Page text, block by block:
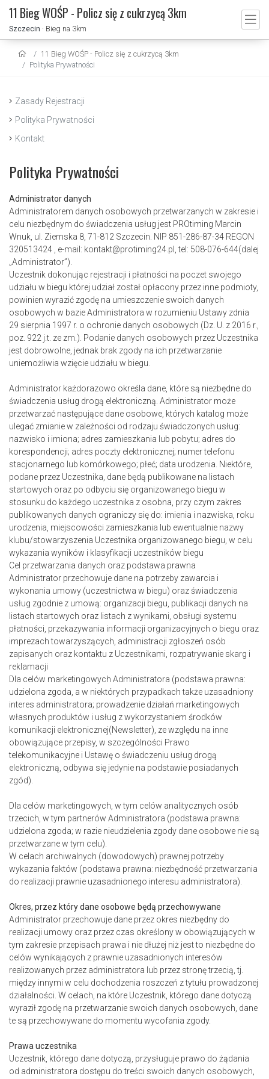
11 Bieg WOŚP - Policz się z cukrzycą 3km
Szczecin · Bieg na 3km
11 Bieg WOŚP - Policz się z cukrzycą 3km
Polityka Prywatności
Zasady Rejestracji
Polityka Prywatności
Kontakt
Polityka Prywatności
Administrator danych
Administratorem danych osobowych przetwarzanych w zakresie i
celu niezbędnym do świadczenia usług jest PROtiming Marcin
Wnuk, ul. Ziemska 8, 71-812 Szczecin. NIP 851-286-87-34 REGON
320513424 , e-mail: kontakt@protiming24.pl, tel: 508-076-644(dalej
„Administrator”).
Uczestnik dokonując rejestracji i płatności na poczet swojego
udziału w biegu której udział został opłacony przez inne podmioty,
powinien wyrazić zgodę na umieszczenie swoich danych
osobowych w bazie Administratora w rozumieniu Ustawy zdnia
29 sierpnia 1997 r. o ochronie danych osobowych (Dz. U. z 2016 r.,
poz. 922 j.t. ze zm.). Podanie danych osobowych przez Uczestnika
jest dobrowolne, jednak brak zgody na ich przetwarzanie
uniemożliwia wzięcie udziału w biegu.
Administrator każdorazowo określa dane, które są niezbędne do
świadczenia usług drogą elektroniczną. Administrator może
przetwarzać następujące dane osobowe, których katalog może
ulegać zmianie w zależności od rodzaju świadczonych usług:
nazwisko i imiona; adres zamieszkania lub pobytu; adres do
korespondencji; adres poczty elektronicznej; numer telefonu
stacjonarnego lub komórkowego; płeć; data urodzenia. Niektóre,
podane przez Uczestnika, dane będą publikowane na listach
startowych oraz po odbyciu się organizowanego biegu w
stosunku do każdego uczestnika z osobna, przy czym zakres
publikowanych danych ograniczy się do: imienia i nazwiska, roku
urodzenia, miejscowości zamieszkania lub ewentualnie nazwy
klubu/stowarzyszenia Uczestnika organizowanego biegu, w celu
wykazania wyników i klasyfikacji uczestników biegu
Cel przetwarzania danych oraz podstawa prawna
Administrator przechowuje dane na potrzeby zawarcia i
wykonania umowy (uczestnictwa w biegu) oraz świadczenia
usług zgodnie z umową: organizacji biegu, publikacji danych na
listach startowych oraz listach z wynikami, obsługi systemu
płatności, przekazywania informacji organizacyjnych o biegu oraz
imprezach towarzyszących, administracji zgłoszeń osób
zapisanych oraz kontaktu z Uczestnikami, rozpatrywanie skarg i
reklamacji
Dla celów marketingowych Administratora (podstawa prawna:
udzielona zgoda, a w niektórych przypadkach także uzasadniony
interes administratora; prowadzenie działań marketingowych
własnych produktów i usług z wykorzystaniem środków
komunikacji elektronicznej(Newsletter), ze względu na inne
obowiązujące przepisy, w szczególności Prawo
telekomunikacyjne i Ustawę o świadczeniu usług drogą
elektroniczną, odbywa się jedynie na podstawie posiadanych
zgód).
Dla celów marketingowych, w tym celów analitycznych osób
trzecich, w tym partnerów Administratora (podstawa prawna:
udzielona zgoda; w razie nieudzielenia zgody dane osobowe nie są
przetwarzane w tym celu).
W celach archiwalnych (dowodowych) prawnej potrzeby
wykazania faktów (podstawa prawna: niezbędność przetwarzania
do realizacji prawnie uzasadnionego interesu administratora).
Okres, przez który dane osobowe będą przechowywane
Administrator przechowuje dane przez okres niezbędny do
realizacji umowy oraz przez czas określony w obowiązujących w
tym zakresie przepisach prawa i nie dłużej niż jest to niezbędne do
celów wynikających z prawnie uzasadnionych interesów
realizowanych przez administratora lub przez stronę trzecią, tj.
między innymi w celu dochodzenia roszczeń z tytułu prowadzonej
działalności. W celach, na które Uczestnik, którego dane dotyczą
wyraził zgodę na przetwarzanie swoich danych osobowych, dane
te są przechowywane do momentu wycofania zgody.
Prawa uczestnika
Uczestnik, którego dane dotyczą, przysługuje prawo do żądania
od administratora dostępu do treści swoich danych osobowych,